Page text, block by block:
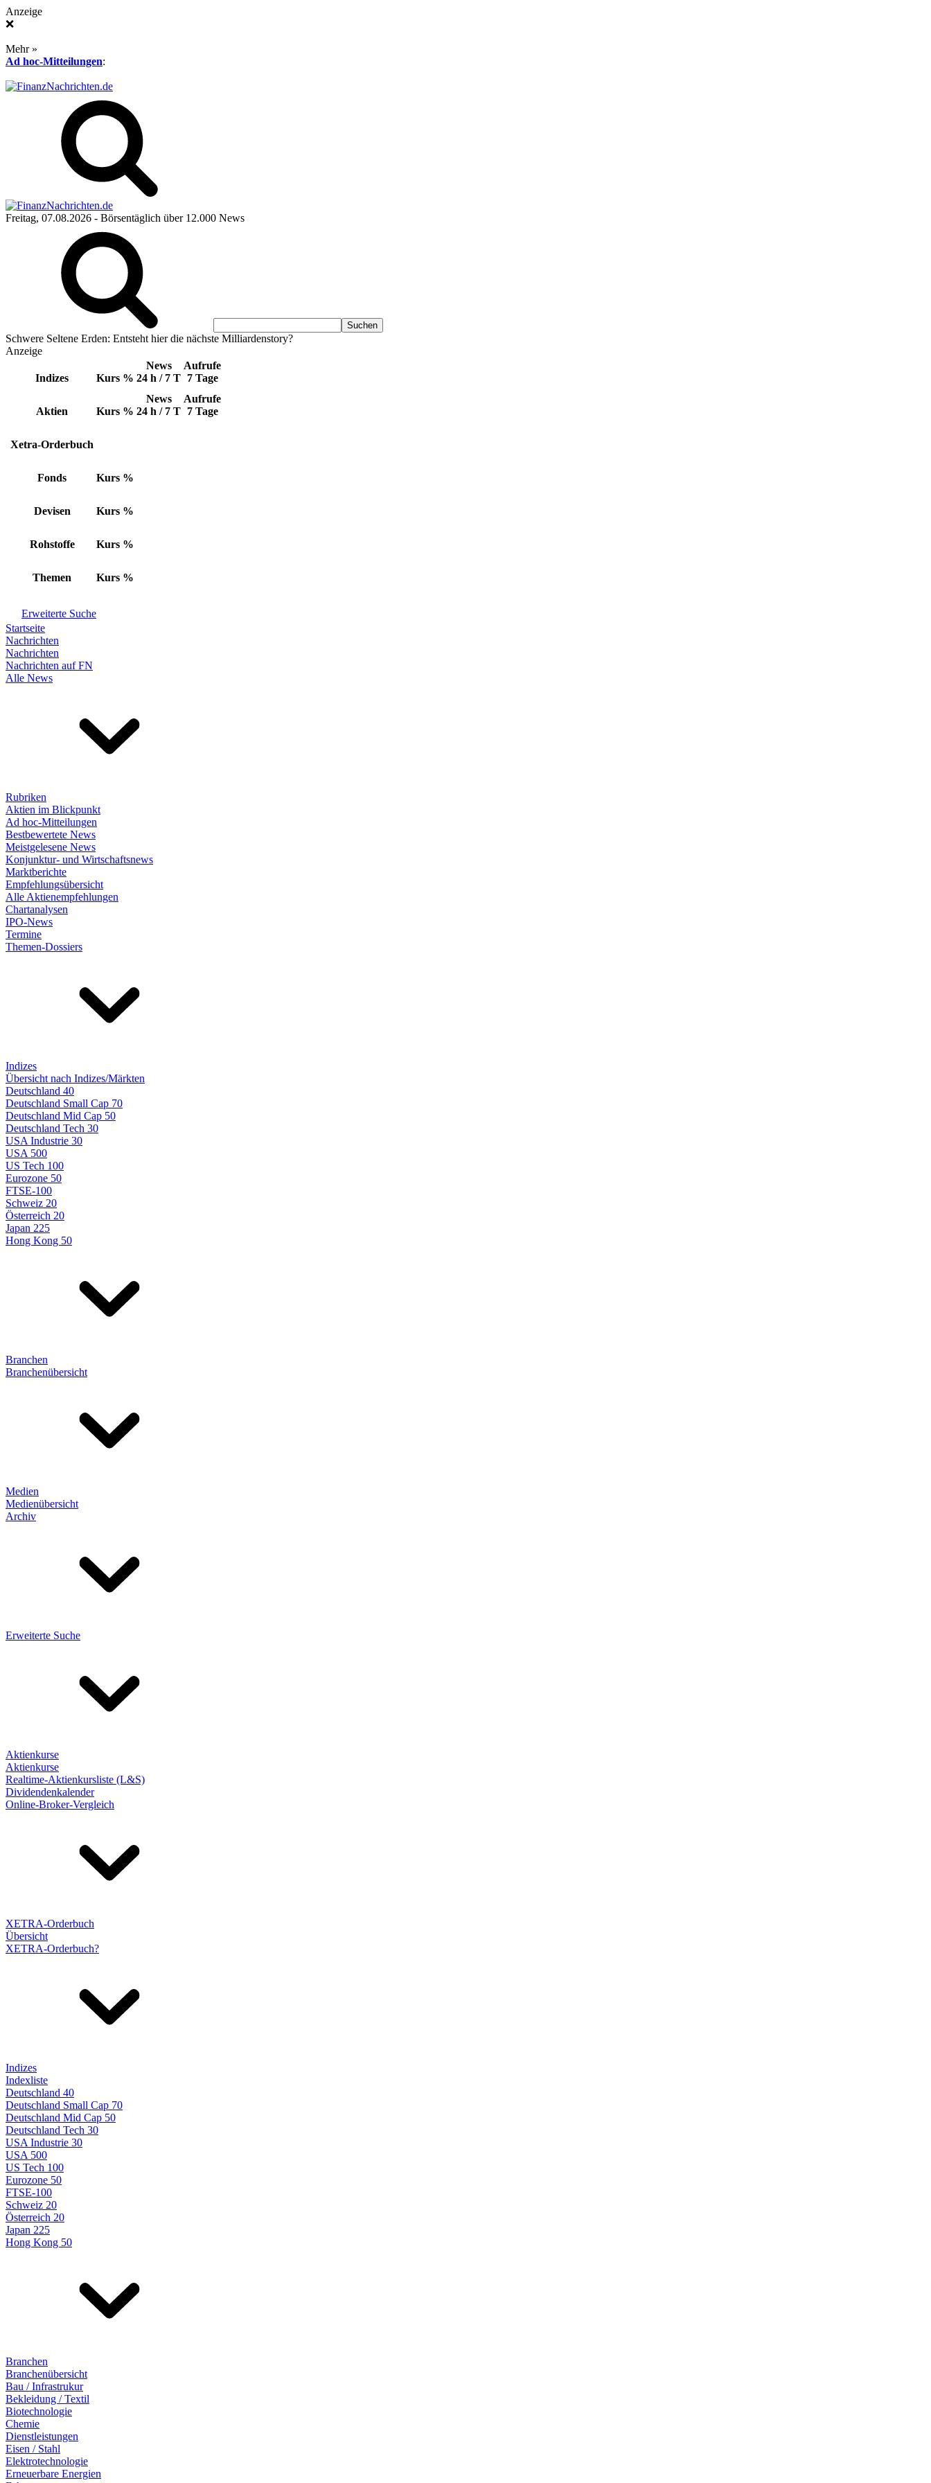
Anzeige
❌
Mehr »
Ad hoc-Mitteilungen:
Freitag, 07.08.2026 - Börsentäglich über 12.000 News
Schwere Seltene Erden: Entsteht hier die nächste Milliardenstory?
Anzeige
Indizes Kurs %
News
24 h / 7 T
Aufrufe
7 Tage
Aktien Kurs %
News
24 h / 7 T
Aufrufe
7 Tage
Xetra-Orderbuch
Fonds Kurs %
Devisen Kurs %
Rohstoffe Kurs %
Themen Kurs %
Erweiterte Suche
Startseite
Nachrichten
Nachrichten
Nachrichten auf FN
Alle News
Rubriken
Aktien im Blickpunkt
Ad hoc-Mitteilungen
Bestbewertete News
Meistgelesene News
Konjunktur- und Wirtschaftsnews
Marktberichte
Empfehlungsübersicht
Alle Aktienempfehlungen
Chartanalysen
IPO-News
Termine
Themen-Dossiers
Indizes
Übersicht nach Indizes/Märkten
Deutschland 40
Deutschland Small Cap 70
Deutschland Mid Cap 50
Deutschland Tech 30
USA Industrie 30
USA 500
US Tech 100
Eurozone 50
FTSE-100
Schweiz 20
Österreich 20
Japan 225
Hong Kong 50
Branchen
Branchenübersicht
Medien
Medienübersicht
Archiv
Erweiterte Suche
Aktienkurse
Aktienkurse
Realtime-Aktienkursliste (L&S)
Dividendenkalender
Online-Broker-Vergleich
XETRA-Orderbuch
Übersicht
XETRA-Orderbuch?
Indizes
Indexliste
Deutschland 40
Deutschland Small Cap 70
Deutschland Mid Cap 50
Deutschland Tech 30
USA Industrie 30
USA 500
US Tech 100
Eurozone 50
FTSE-100
Schweiz 20
Österreich 20
Japan 225
Hong Kong 50
Branchen
Branchenübersicht
Bau / Infrastrukur
Bekleidung / Textil
Biotechnologie
Chemie
Dienstleistungen
Eisen / Stahl
Elektrotechnologie
Erneuerbare Energien